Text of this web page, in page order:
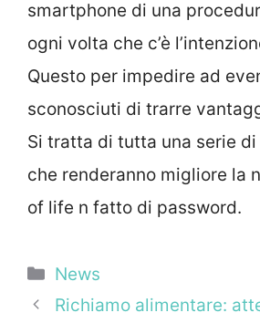
smartphone di una
ogni volta che c’è
Questo per impedire ad
sconosciuti di trarre
Si tratta di tutta una serie
che renderanno migliore la
of life n fatto di password.
Categorie
News
Richiamo alimentare: